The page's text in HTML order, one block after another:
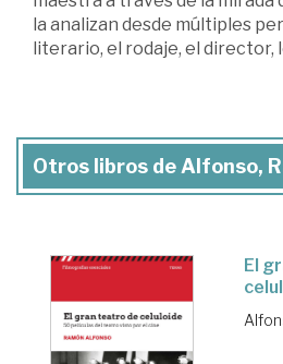
la analizan desde múltiples
literario, el rodaje, el director,
Otros libros de Alfonso,
El